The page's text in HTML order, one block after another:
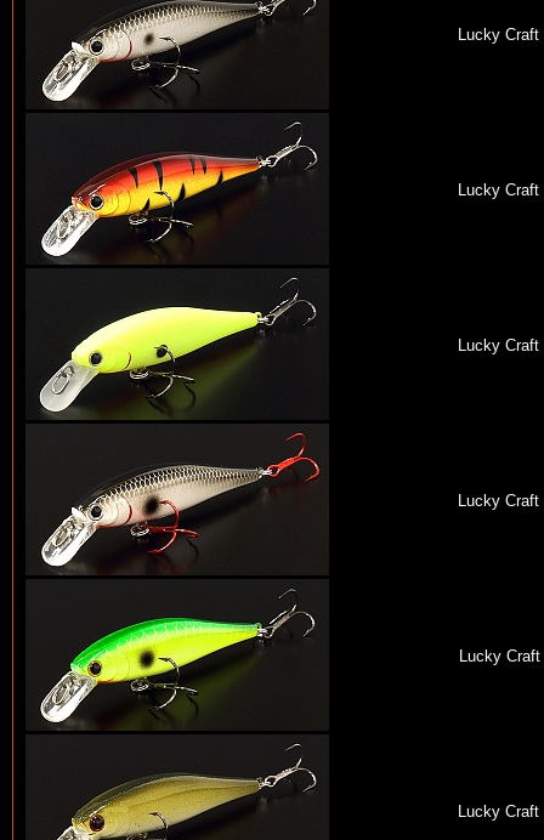
Lucky Craft
Lucky Craft
Lucky Craft
Lucky Craft
Lucky Craft
Lucky Craft